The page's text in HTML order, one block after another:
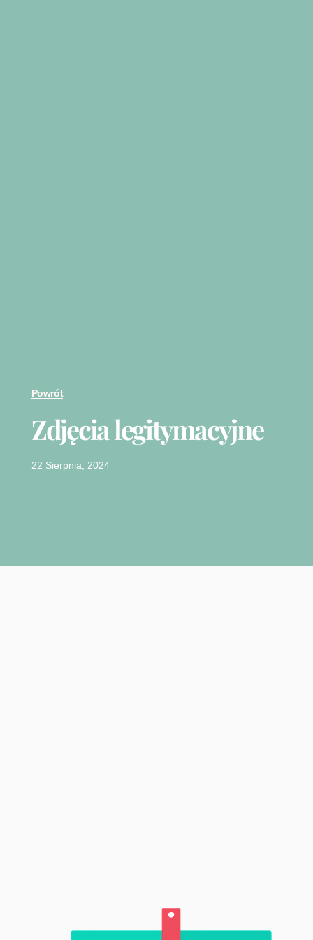
Powrót
Zdjęcia legitymacyjne
22 Sierpnia, 2024